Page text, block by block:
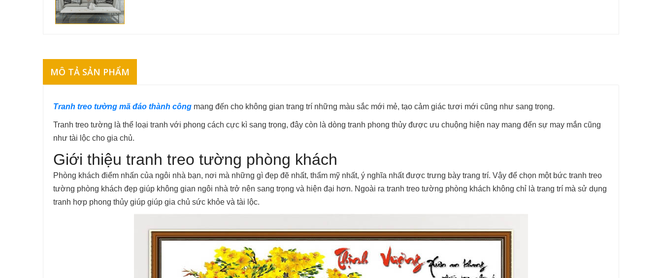
MÔ TẢ SẢN PHẨM
Tranh treo tường mã đáo thành công mang đến cho không gian trang trí những màu sắc mới mẻ, tạo cảm giác tươi mới cũng như sang trọng.
Tranh treo tường là thể loại tranh với phong cách cực kì sang trọng, đây còn là dòng tranh phong thủy được ưu chuộng hiện nay mang đến sự may mắn cũng
như tài lộc cho gia chủ.
Giới thiệu tranh treo tường phòng khách
Phòng khách điểm nhấn của ngôi nhà bạn, nơi mà những gì đẹp đẽ nhất, thẩm mỹ nhất, ý nghĩa nhất được trưng bày trang trí. Vậy để chọn một bức tranh treo
tường phòng khách đẹp giúp không gian ngôi nhà trở nên sang trọng và hiện đại hơn. Ngoài ra tranh treo tường phòng khách không chỉ là trang trí mà sử dụng
tranh hợp phong thủy giúp giúp gia chủ sức khỏe và tài lộc.